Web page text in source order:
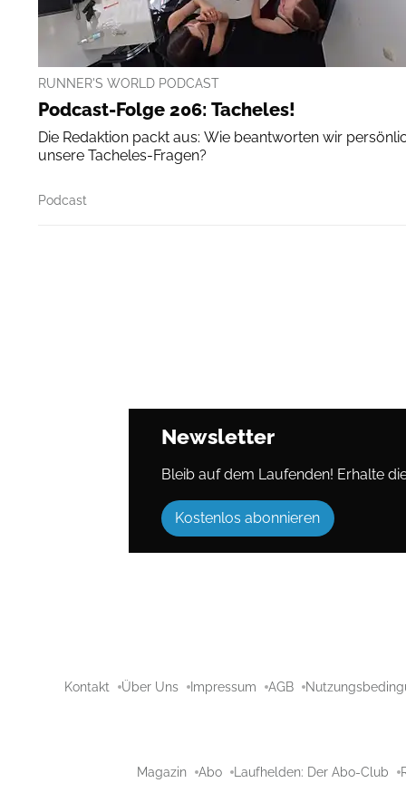
RUNNER'S WORLD PODCAST
Podcast-Folge 206: Tacheles!
Die Redaktion packt aus: Wie beantworten wir
unsere Tacheles-Fragen?
Podcast
Newsletter
Bleib auf dem Laufenden! Erhalte
Kostenlos abonnieren
Kontakt Über Uns Impressum AGB
Magazin Abo Laufhelden: Der Abo-Club